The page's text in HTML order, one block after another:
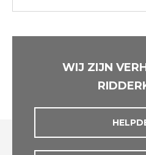
WIJ ZIJN